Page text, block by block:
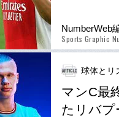
NumberWeb
Sports Graphic
球体とリ
マンC最
たリバプ